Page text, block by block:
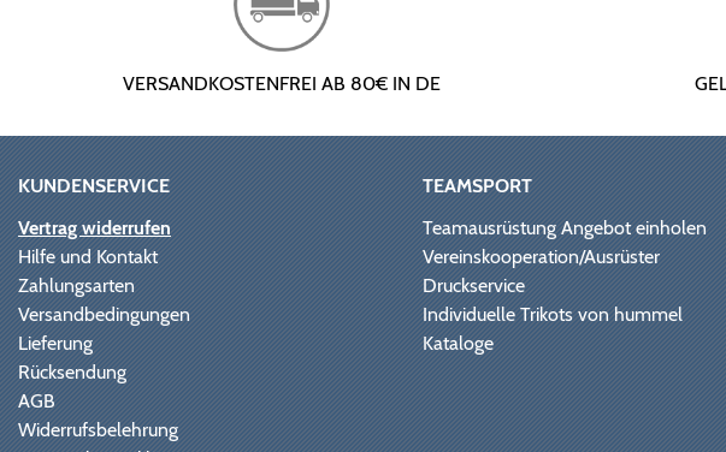
VERSANDKOSTENFREI AB 80€ IN DE
KUNDENSERVICE
Vertrag widerrufen
Hilfe und Kontakt
Zahlungsarten
Versandbedingungen
Lieferung
Rücksendung
AGB
Widerrufsbelehrung
TEAMSPORT
Teamausrüstung Angebot einholen
Vereinskooperation/Ausrüster
Druckservice
Individuelle Trikots von hummel
Kataloge